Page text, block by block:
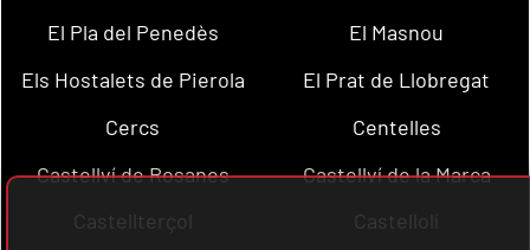
El Pla del Penedès
El Masnou
Els Hostalets de Pierola
El Prat de Llobregat
Cercs
Centelles
Castellví de Rosanes
Castellví de la Marca
Castellterçol
Castellolí